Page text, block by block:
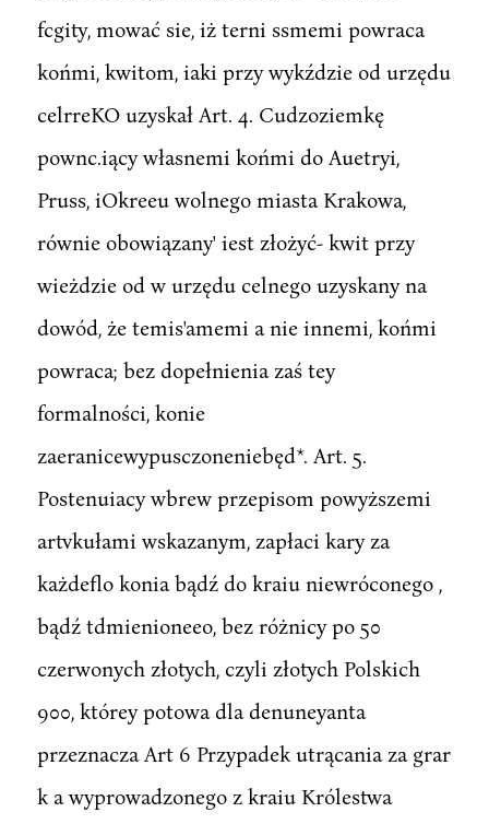
fcgity, mować sie, iż terni ssmemi powraca
końmi, kwitom, iaki przy wykździe od urzędu
celrreKO uzyskał Art. 4. Cudzoziemkę
pownc.iący własnemi końmi do Auetryi,
Pruss, iOkreeu wolnego miasta Krakowa,
równie obowiązany' iest złożyć- kwit przy
wieżdzie od w urzędu celnego uzyskany na
dowód, że temis'amemi a nie innemi, końmi
powraca; bez dopełnienia zaś tey
formalności, konie
zaeranicewypusczoneniebęd*. Art. 5.
Postenuiacy wbrew przepisom powyższemi
artvkułami wskazanym, zapłaci kary za
każdeflo konia bądź do kraiu niewróconego ,
bądź tdmienioneeo, bez różnicy po 50
czerwonych złotych, czyli złotych Polskich
900, którey potowa dla denuneyanta
przeznacza Art 6 Przypadek utrącania za grar
k a wyprowadzonego z kraiu Królestwa